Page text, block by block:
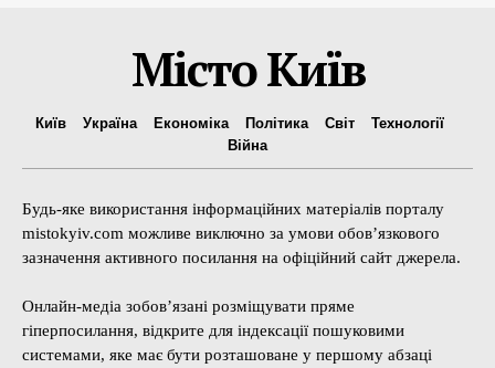
Місто Київ
Київ Україна Економіка Політика Світ
Технології
Війна
Будь-яке використання інформаційних матеріалів порталу
mistokyiv.com можливе виключно за умови обов’язкового
зазначення активного посилання на офіційний сайт джерела.
Онлайн-медіа зобов’язані розміщувати пряме
гіперпосилання, відкрите для індексації пошуковими
системами, яке має бути розташоване у першому абзаці